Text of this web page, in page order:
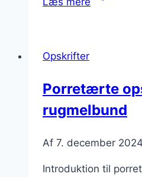
sund
snack
Opskrifter
Porretærte
rugmelbund
Af 7. december 2024
Introduktion til